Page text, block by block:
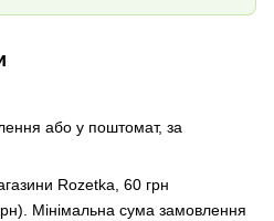
або у поштомат, за
Rozetka, 60 грн
Мінімальна сума замовлення